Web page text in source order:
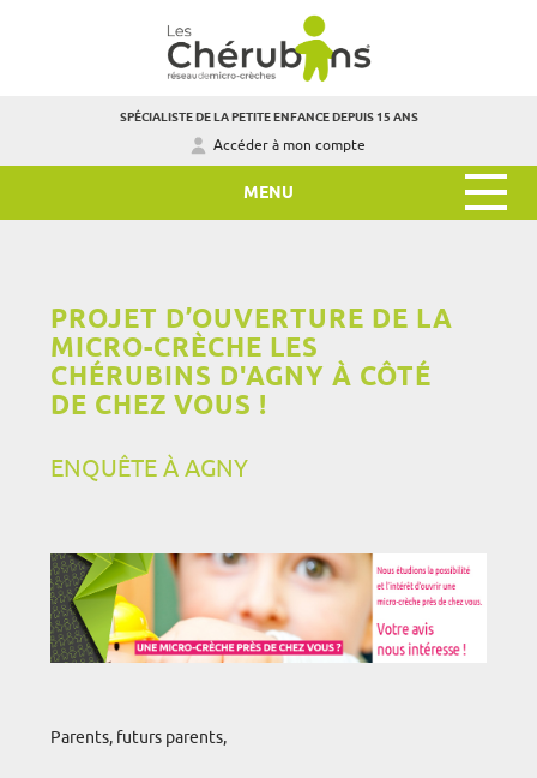
SPÉCIALISTE DE LA PETITE ENFANCE DEPUIS 15 ANS
Accéder à mon compte
MENU
PROJET D’OUVERTURE DE LA
MICRO-CRÈCHE LES
CHÉRUBINS D'AGNY À CÔTÉ
DE CHEZ VOUS !
ENQUÊTE À AGNY
Parents, futurs parents,